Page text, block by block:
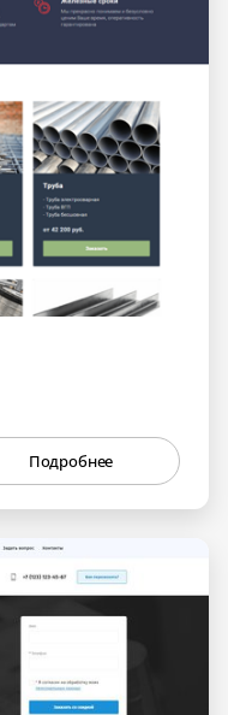
Подробнее